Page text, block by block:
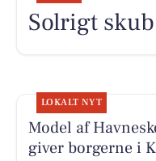
Solrigt
LOKALT NYT
Model af
giver borgerne i